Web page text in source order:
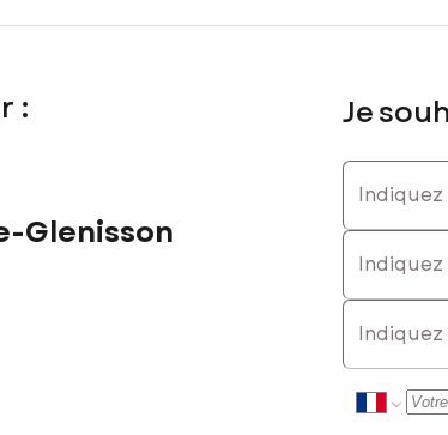
:
Glenisson
Je
Indiquez
Indiquez
E-mail